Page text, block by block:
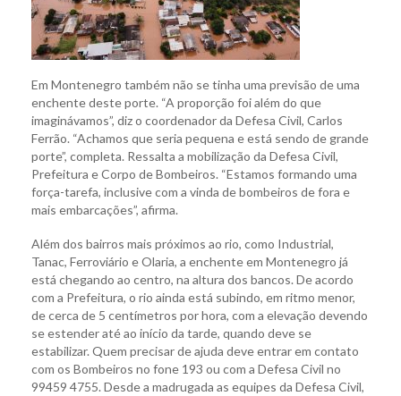
Em Montenegro também não se tinha uma previsão de uma
enchente deste porte. “A proporção foi além do que
imaginávamos”, diz o coordenador da Defesa Civil, Carlos
Ferrão. “Achamos que seria pequena e está sendo de grande
porte”, completa. Ressalta a mobilização da Defesa Civil,
Prefeitura e Corpo de Bombeiros. “Estamos formando uma
força-tarefa, inclusive com a vinda de bombeiros de fora e
mais embarcações”, afirma.
Além dos bairros mais próximos ao rio, como Industrial,
Tanac, Ferroviário e Olaria, a enchente em Montenegro já
está chegando ao centro, na altura dos bancos. De acordo
com a Prefeitura, o rio ainda está subindo, em ritmo menor,
de cerca de 5 centímetros por hora, com a elevação devendo
se estender até ao início da tarde, quando deve se
estabilizar. Quem precisar de ajuda deve entrar em contato
com os Bombeiros no fone 193 ou com a Defesa Civil no
99459 4755. Desde a madrugada as equipes da Defesa Civil,